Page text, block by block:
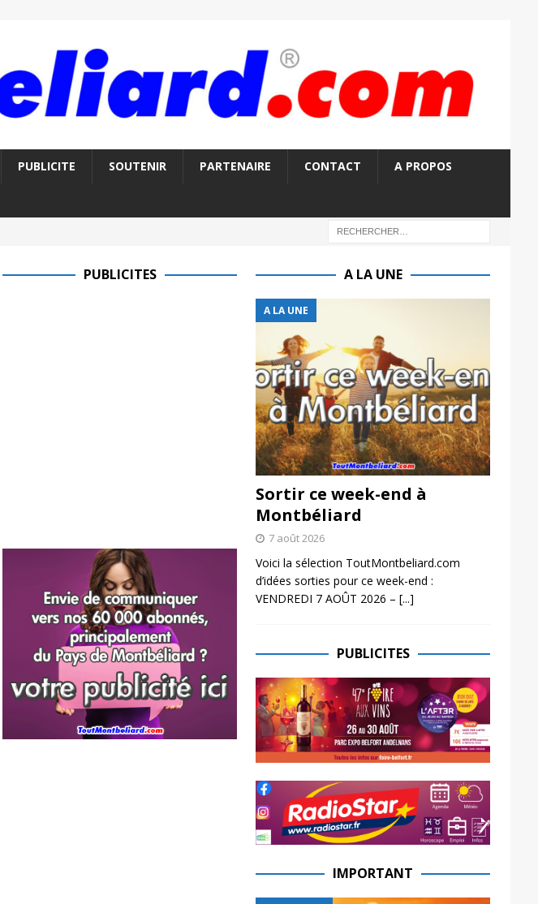
PUBLICITE SOUTENIR PARTENAIRE CONTACT A PROPOS
PUBLICITES A LA UNE
A LA UNE
Sortir ce week-end à
Montbéliard
7 août 2026
Voici la sélection ToutMontbeliard.com
d’idées sorties pour ce week-end :
VENDREDI 7 AOÛT 2026 – [...]
PUBLICITES
IMPORTANT